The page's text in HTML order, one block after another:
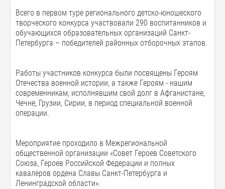
Всего в первом туре регионального детско-юношеского
творческого конкурса участвовали 290 воспитанников и
обучающихся образовательных организаций Санкт-
Петербурга – победителей районных отборочных этапов.
Работы участников конкурса были посвящены Героям
Отечества военной истории, а также Героям - нашим
современникам, исполнявшим свой долг в Афганистане,
Чечне, Грузии, Сирии, в период специальной военной
операции.
Мероприятие проходило в Межрегиональной
общественной организации «Совет Героев Советского
Союза, Героев Российской Федерации и полных
кавалеров ордена Славы Санкт-Петербурга и
Ленинградской области».